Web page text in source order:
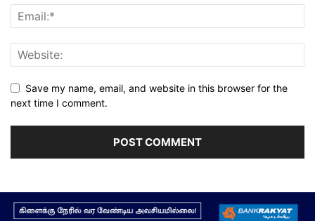
Save my name, email, and website in this browser for the
next time I comment.